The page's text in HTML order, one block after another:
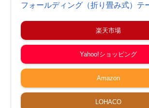
フォールディング（折り畳み式）テ
楽天市場
Yahoo!ショッピング
Amazon
LOHACO